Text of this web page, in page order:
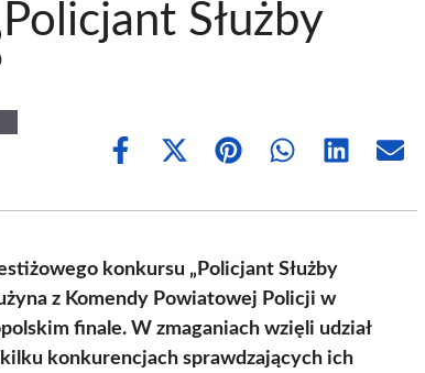
Służby
Share
Share
(Twitter)
Share Share Share Share
konkursu „Policjant Służby
z Komendy Powiatowej Policji w
finale. W zmaganiach wzięli udział
konkurencjach sprawdzających ich